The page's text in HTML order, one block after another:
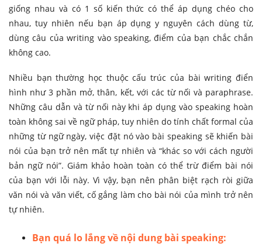
giống nhau và có 1 số kiến thức có thể áp dụng chéo cho
nhau, tuy nhiên nếu bạn áp dụng y nguyên cách dùng từ,
dùng câu của writing vào speaking, điểm của bạn chắc chắn
không cao.
Nhiều bạn thường học thuộc cấu trúc của bài writing điển
hình như 3 phần mở, thân, kết, với các từ nối và paraphrase.
Những câu dẫn và từ nối này khi áp dụng vào speaking hoàn
toàn không sai về ngữ pháp, tuy nhiên do tính chất formal của
những từ ngữ ngày, việc đặt nó vào bài speaking sẽ khiến bài
nói của bạn trở nên mất tự nhiên và “khác so với cách người
bản ngữ nói”. Giám khảo hoàn toàn có thể trừ điểm bài nói
của bạn với lỗi này. Vì vậy, bạn nên phân biệt rạch ròi giữa
văn nói và văn viết, cố gắng làm cho bài nói của mình trở nên
tự nhiên.
Bạn quá lo lắng về nội dung bài speaking: